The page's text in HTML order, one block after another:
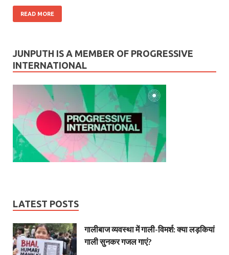
READ MORE
JUNPUTH IS A MEMBER OF PROGRESSIVE
INTERNATIONAL
LATEST POSTS
गालीबाज व्‍यवस्‍था में गाली-विमर्श: क्या लड़कियां
गाली सुनकर गजल गाएं?